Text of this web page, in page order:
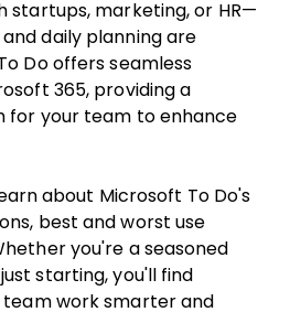
startups, marketing, or HR—
daily planning are
Do offers seamless
365, providing a
for your team to enhance
about Microsoft To Do's
best and worst use
you're a seasoned
starting, you'll find
work smarter and